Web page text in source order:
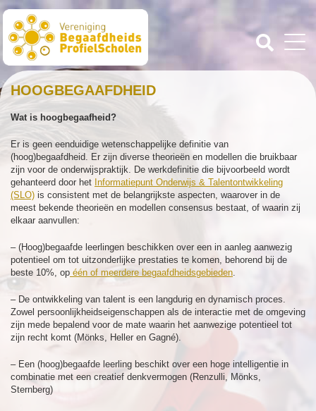
HOOGBEGAAFDHEID
Wat is hoogbegaafheid?
Er is geen eenduidige wetenschappelijke definitie van
(hoog)begaafdheid. Er zijn diverse theorieën en modellen die bruikbaar
zijn voor de onderwijspraktijk. De werkdefinitie die bijvoorbeeld wordt
gehanteerd door het Informatiepunt Onderwijs & Talentontwikkeling
(SLO) is consistent met de belangrijkste aspecten, waarover in de
meest bekende theorieën en modellen consensus bestaat, of waarin zij
elkaar aanvullen:
– (Hoog)begaafde leerlingen beschikken over een in aanleg aanwezig
potentieel om tot uitzonderlijke prestaties te komen, behorend bij de
beste 10%, op één of meerdere begaafdheidsgebieden.
– De ontwikkeling van talent is een langdurig en dynamisch proces.
Zowel persoonlijkheidseigenschappen als de interactie met de omgeving
zijn mede bepalend voor de mate waarin het aanwezige potentieel tot
zijn recht komt (Mönks, Heller en Gagné).
– Een (hoog)begaafde leerling beschikt over een hoge intelligentie in
combinatie met een creatief denkvermogen (Renzulli, Mönks,
Sternberg)